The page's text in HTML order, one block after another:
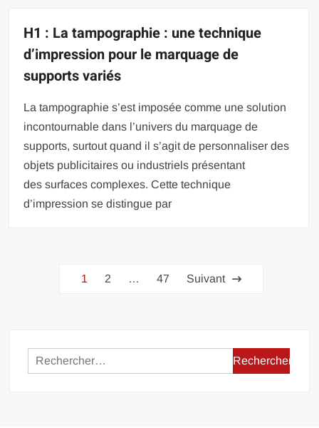
H1 : La tampographie : une technique
d’impression pour le marquage de
supports variés
La tampographie s’est imposée comme une solution
incontournable dans l’univers du marquage de
supports, surtout quand il s’agit de personnaliser des
objets publicitaires ou industriels présentant
des surfaces complexes. Cette technique
d’impression se distingue par
Pagination
1 2 … 47 Suivant
Rechercher :